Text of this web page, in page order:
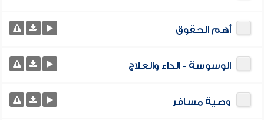
أهم الحقوق
الوسوسة - الداء والعلاج
وصية مسافر